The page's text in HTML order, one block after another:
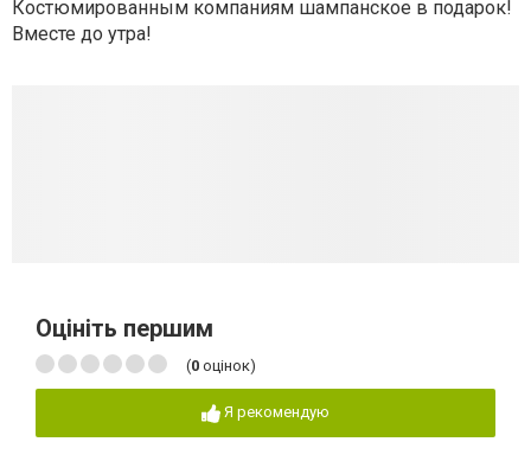
Костюмированным компаниям шампанское в подарок!
Вместе до утра!
Оцініть першим
(0 оцінок)
Я рекомендую